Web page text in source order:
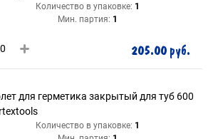
Количество в упаковке: 1
Мин. партия: 1
205.00 руб.
для герметика закрытый для туб 600
Количество в упаковке: 1